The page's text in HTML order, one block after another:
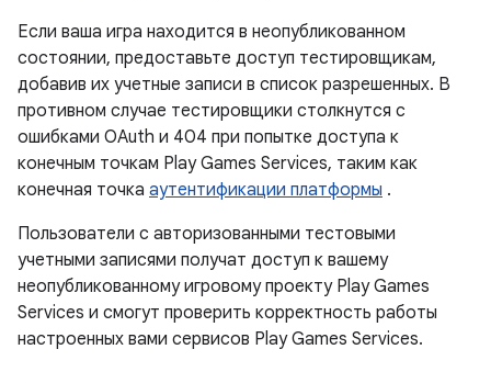
Если ваша игра находится в неопубликованном
состоянии, предоставьте доступ тестировщикам,
добавив их учетные записи в список разрешенных. В
противном случае тестировщики столкнутся с
ошибками OAuth и 404 при попытке доступа к
конечным точкам Play Games Services, таким как
конечная точка аутентификации платформы .
Пользователи с авторизованными тестовыми
учетными записями получат доступ к вашему
неопубликованному игровому проекту Play Games
Services и смогут проверить корректность работы
настроенных вами сервисов Play Games Services.